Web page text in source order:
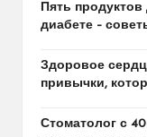
Пять
диабете –
Здоровое
привычки,
Стоматолог с